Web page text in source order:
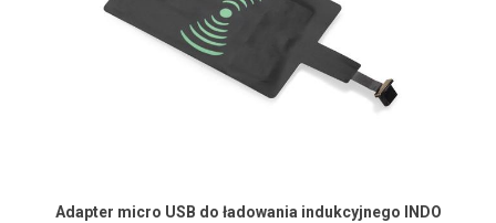
Adapter micro USB do ładowania indukcyjnego INDO